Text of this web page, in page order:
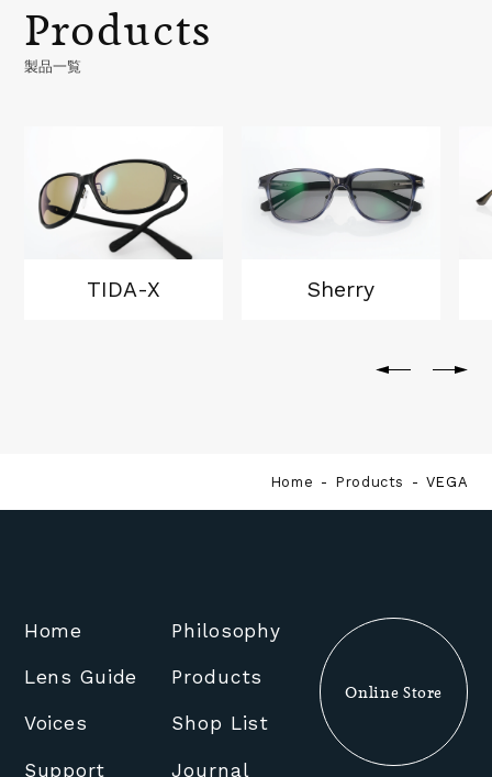
Products
製品一覧
TIDA-X Sherry
Home Products VEGA
Home Philosophy
Lens Guide Products
Voices Shop List
Support Journal
Online Store